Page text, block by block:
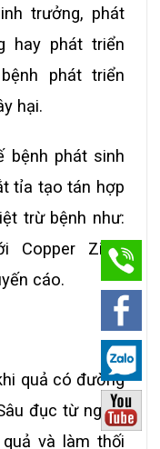
trưởng, phát
hay phát triển
phát triển
hại.
bệnh phát sinh
tỉa tạo tán hợp
trừ bệnh như:
Copper Zinc,
cáo.
quả có đường
đục từ ngoài
và làm thối